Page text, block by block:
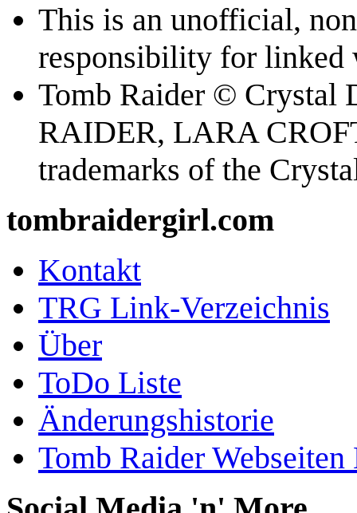
This is an unofficial,
responsibility for linked
Tomb Raider © Crystal
RAIDER, LARA
trademarks of the
tombraidergirl.com
Kontakt
TRG Link-Verzeichnis
Über
ToDo Liste
Änderungshistorie
Tomb Raider